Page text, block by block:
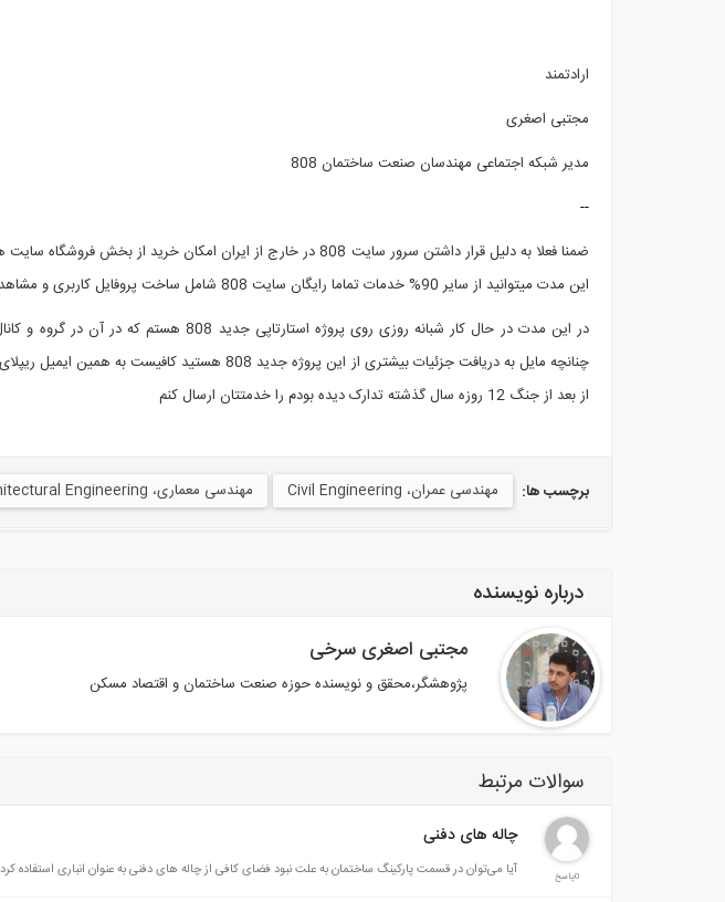
ارادتمند
مجتبی اصغری
مدیر شبکه اجتماعی مهندسان صنعت ساختمان 808
--
این مدت میتوانید از سایر 90% خدمات تماما رایگان سایت 808 شامل ساخت پروفایل کاربری و مشاهده بخش گالری و دانشنامه سایت استفاده فرمایید
در این مدت در حال کار شبانه روزی روی پروژه
چنانچه مایل به دریافت جزئیات بیشتری از این پروژه جدید 808
از بعد از جنگ 12 روزه سال گذشته تدارک دیده بودم را خدمتتان ارسال کنم
برچسب ها: مهندسی عمران، Civil Engineering مهندسی معماری، Architectural Engineering
درباره نویسنده
مجتبی اصغری سرخی
پژوهشگر،محقق و نویسنده حوزه صنعت ساختمان و اقتصاد مسکن
سوالات مرتبط
0پاسخ
چاله های دفنی
آیا می‌توان در قسمت پارکینگ ساختمان به علت نبود فضای کافی از چاله های دفنی به عنوان انباری استفاده کرد